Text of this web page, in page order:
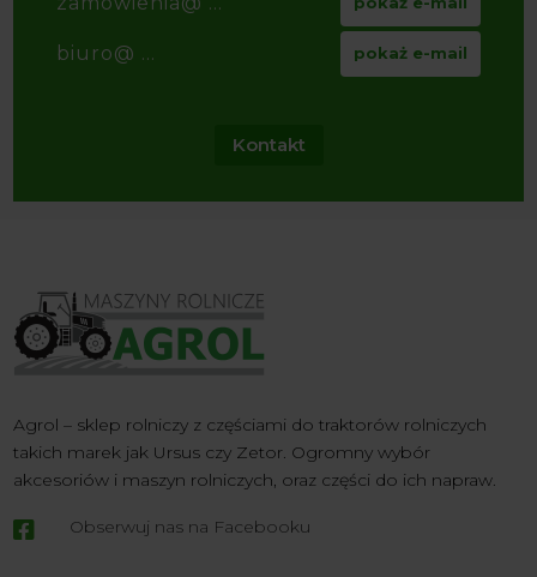
biuro@ ... pokaż e-mail
Kontakt
Agrol – sklep rolniczy z częściami do traktorów rolniczych
takich marek jak Ursus czy Zetor. Ogromny wybór
akcesoriów i maszyn rolniczych, oraz części do ich napraw.
 Obserwuj nas na Facebooku